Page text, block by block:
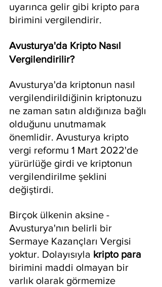
uyarınca gelir gibi kripto para
birimini vergilendirir.
Avusturya'da Kripto Nasıl
Vergilendirilir?
Avusturya'da kriptonun nasıl
vergilendirildiğinin kriptonuzu
ne zaman satın aldığınıza bağlı
olduğunu unutmamak
önemlidir. Avusturya kripto
vergi reformu 1 Mart 2022'de
yürürlüğe girdi ve kriptonun
vergilendirilme şeklini
değiştirdi.
Birçok ülkenin aksine -
Avusturya'nın belirli bir
Sermaye Kazançları Vergisi
yoktur. Dolayısıyla kripto para
birimini maddi olmayan bir
varlık olarak görmemize